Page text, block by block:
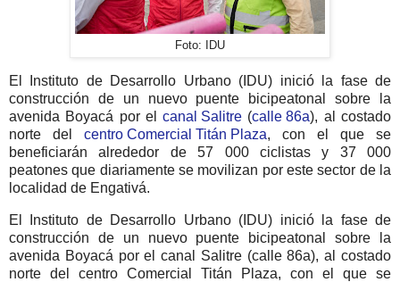
Foto: IDU
El Instituto de Desarrollo Urbano (IDU) inició la fase de
construcción de un nuevo puente bicipeatonal sobre la
avenida Boyacá por elcanal Salitre (calle 86a), al costado
norte del centro Comercial Titán Plaza, con el que se
beneficiarán alrededor de 57 000 ciclistas y 37 000
peatones que diariamente se movilizan por este sector de la
localidad de Engativá.
El Instituto de Desarrollo Urbano (IDU) inició la fase de
construcción de un nuevo puente bicipeatonal sobre la
avenida Boyacá por el canal Salitre (calle 86a), al costado
norte del centro Comercial Titán Plaza, con el que se